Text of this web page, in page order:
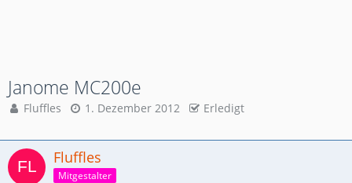
Janome MC200e
Fluffles 1. Dezember 2012 Erledigt
Fluffles
Mitgestalter